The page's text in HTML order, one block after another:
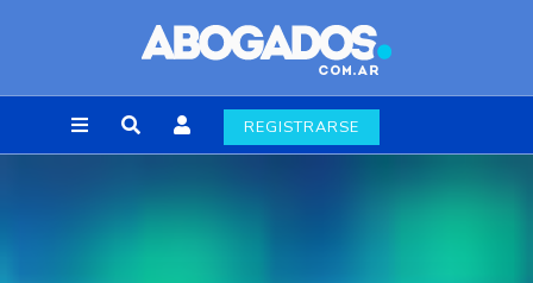
REGISTRARSE